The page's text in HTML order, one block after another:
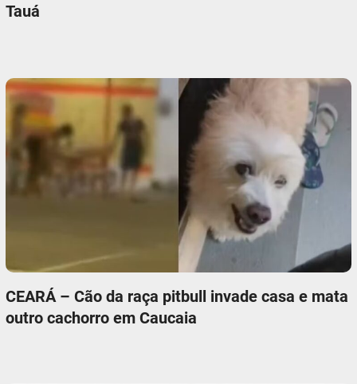
Tauá
CEARÁ – Cão da raça pitbull invade casa e mata
outro cachorro em Caucaia